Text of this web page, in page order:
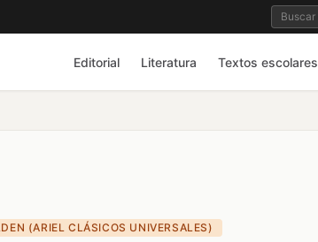
Editorial Literatura Textos escolares
(ARIEL CLÁSICOS UNIVERSALES)